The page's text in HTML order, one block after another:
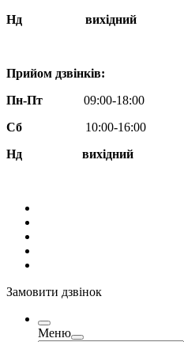
Нд
вихідний
Прийом дзвінків:
Пн-Пт
09:00-18:00
Сб
10:00-16:00
Нд вихідний
Замовити дзвінок
Меню